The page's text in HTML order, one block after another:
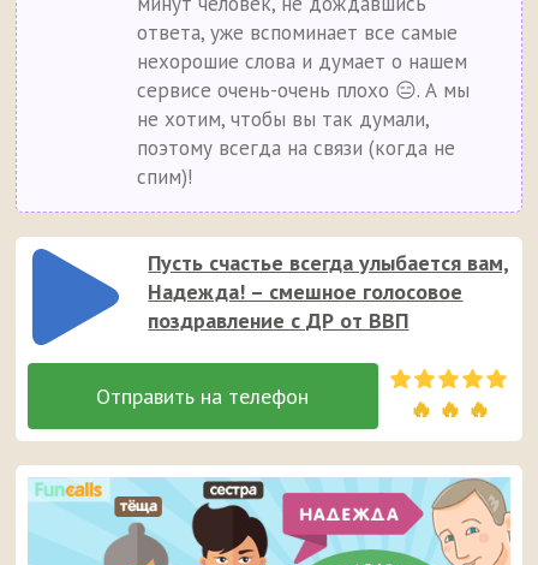
ответа, уже вспоминает все самые
нехорошие слова и думает о нашем
сервисе очень-очень плохо 😑. А мы
не хотим, чтобы вы так думали,
поэтому всегда на связи (когда не
спим)!
Пусть счастье всегда улыбается вам,
Надежда! – смешное голосовое
поздравление с ДР от ВВП
🔥 🔥 🔥